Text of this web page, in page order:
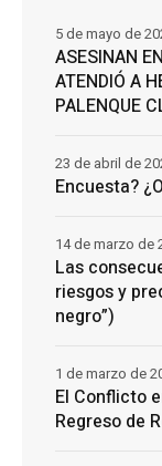
ASESINAN
ATENDIÓ A
PALENQUE
5 de mayo de
Encuesta?
23 de abril de
Las
riesgos y
negro”)
14 de marzo de
El Conflicto
Regreso de
1 de marzo de